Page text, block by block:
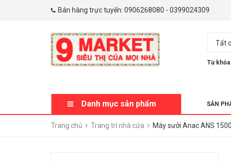
Bán hàng trực tuyến: 0906268080 - 0399024309
Tất
Từ khóa
Danh mục sản phẩm SẢN
Trang chủ Trang trí nhà cửa Máy sưởi Anac ANS 1500